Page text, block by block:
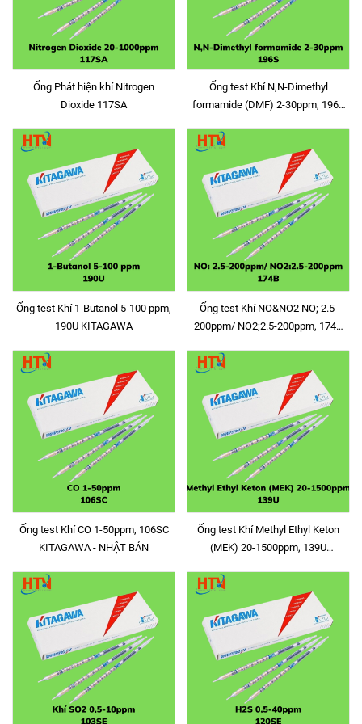
Ống Phát hiện khí Nitrogen
Dioxide 117SA
Ống test Khí N,N-Dimethyl
formamide (DMF) 2-30ppm, 196S
Ống test Khí 1-Butanol 5-100 ppm,
190U KITAGAWA
Ống test Khí NO&NO2 NO; 2.5-
200ppm/ NO2;2.5-200ppm, 174B
Ống test Khí CO 1-50ppm, 106SC
KITAGAWA - NHẬT BẢN
Ống test Khí Methyl Ethyl Keton
(MEK) 20-1500ppm, 139U